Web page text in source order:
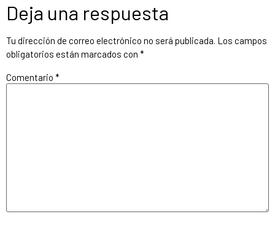
Deja una respuesta
Tu dirección de correo electrónico no será publicada. Los campos
obligatorios están marcados con *
Comentario *